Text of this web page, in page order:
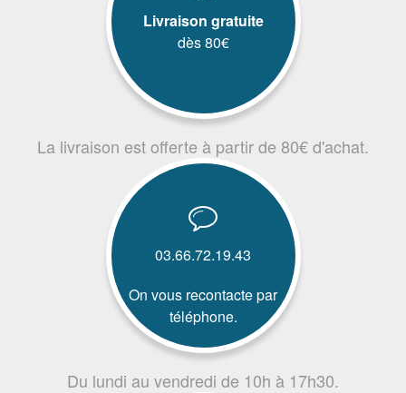
Livraison gratuite
dès 80€
La livraison est offerte à partir de 80€ d'achat.
03.66.72.19.43
On vous recontacte par
téléphone.
Du lundi au vendredi de 10h à 17h30.